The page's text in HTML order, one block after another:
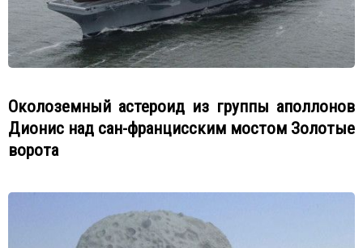
Околоземный астероид из группы аполлонов
Дионис над сан-францисским мостом Золотые
ворота